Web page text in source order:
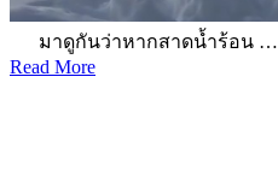
มาดูกันว่าหากสาดน้ำร้อน …
Read More